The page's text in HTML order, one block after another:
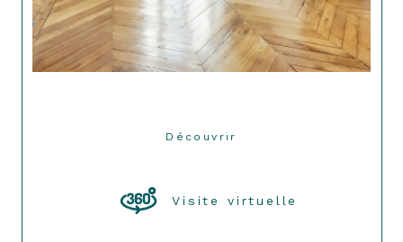
Découvrir
Visite virtuelle